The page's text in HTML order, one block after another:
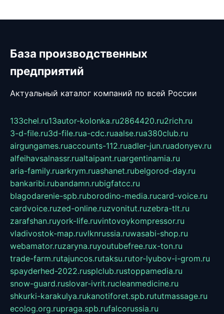
База производственных
предприятий
Актуальный каталог компаний по всей России
133chel.ru13autor-kolonka.ru2864420.ru2rich.ru
3-d-file.ru3d-file.rua-cdc.ruaalse.rua380club.ru
airgungames.ruaccounts-112.ruadler-jun.ruadonyev.ru
alfeihavsalnassr.rualtaipant.ruargentinamia.ru
aria-family.ruarkrym.ruashanet.rubelgorod-day.ru
bankaribi.rubandamn.rubigfatcc.ru
blagodarenie-spb.ruborodino-media.rucard-voice.ru
cardvoice.ruzed-online.ruzvonitut.ruzebra-tlt.ru
zarafshan.ruyork-life.ruvintovoykompressor.ru
vladivostok-map.ruvlknrussia.ruwasabi-shop.ru
webamator.ruzaryna.ruyoutubefree.rux-ton.ru
trade-farm.rutajuncos.rutaksu.rutor-lyubov-i-grom.ru
spayderhed-2022.rusplclub.rustoppamedia.ru
snow-guard.ruslovar-ivrit.rucleanmedicine.ru
shkurki-karakulya.rukanotiforet.spb.rututmassage.ru
ecolog.org.rupraga.spb.rufalcorussia.ru